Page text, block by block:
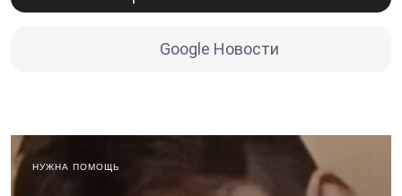
Google Новости
НУЖНА ПОМОЩЬ